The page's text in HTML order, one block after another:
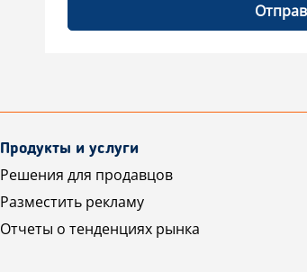
Продукты и услуги
Решения для продавцов
Разместить рекламу
Отчеты о тенденциях рынка